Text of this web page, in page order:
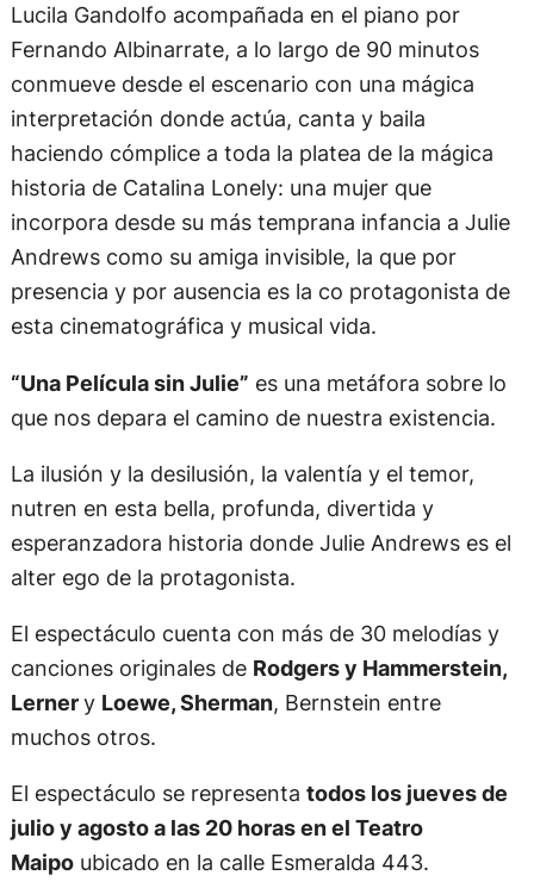
Lucila Gandolfo acompañada en el piano por
Fernando Albinarrate, a lo largo de 90 minutos
conmueve desde el escenario con una mágica
interpretación donde actúa, canta y baila
haciendo cómplice a toda la platea de la mágica
historia de Catalina Lonely: una mujer que
incorpora desde su más temprana infancia a Julie
Andrews como su amiga invisible, la que por
presencia y por ausencia es la co protagonista de
esta cinematográfica y musical vida.
“Una Película sin Julie” es una metáfora sobre lo
que nos depara el camino de nuestra existencia.
La ilusión y la desilusión, la valentía y el temor,
nutren en esta bella, profunda, divertida y
esperanzadora historia donde Julie Andrews es el
alter ego de la protagonista.
El espectáculo cuenta con más de 30 melodías y
canciones originales de Rodgers y Hammerstein,
Lernery Loewe, Sherman, Bernstein entre
muchos otros.
El espectáculo se representa todos los jueves de
julio y agosto a las 20 horas en el Teatro
Maipoubicado en la calle Esmeralda 443.